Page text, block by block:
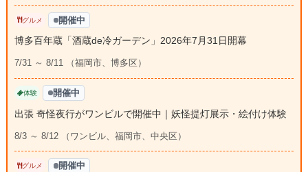
グルメ 開催中
博多百年蔵「酒蔵de冷ガーデン」2026年7月31日開幕
7/31 ～ 8/11 （福岡市、博多区）
体験 開催中
出張 奇怪夜行がワンビルで開催中｜妖怪提灯展示・絵付け体験
8/3 ～ 8/12 （ワンビル、福岡市、中央区）
グルメ 開催中